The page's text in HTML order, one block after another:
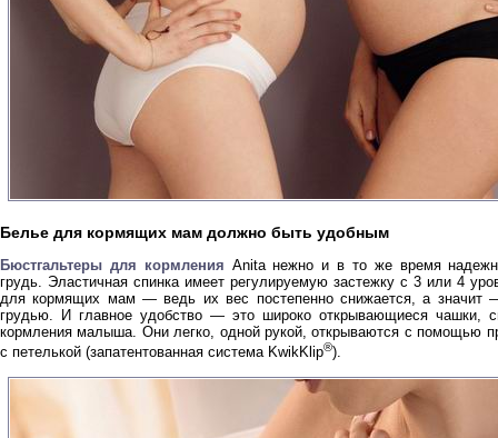
Белье для кормящих мам должно быть удобным
Бюстгальтеры для кормления Anita нежно и в то же время
грудь. Эластичная спинка имеет регулируемую застежку с 3 или 4
для кормящих мам — ведь их вес постепенно снижается, а значит
грудью. И главное удобство — это широко открывающиеся чашки,
кормления малыша. Они легко, одной рукой, открываются с помощью
с петелькой (запатентованная система KwikKlip®).